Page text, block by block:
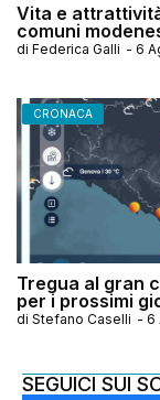
Vita e
comuni
di Federica Galli - 6
CRONACA
Tregua al gran
per i prossimi
di Stefano Caselli - 6
SEGUICI SUI